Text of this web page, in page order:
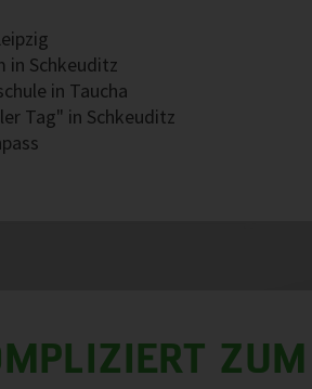
in Schkeuditz
in Taucha
Tag" in Schkeuditz
ZUM